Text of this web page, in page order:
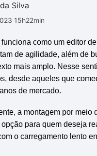
Silva
15h22min
como um editor
de agilidade, além de
mais amplo. Nesse
desde aqueles que
de mercado.
a montagem por meio
para quem deseja
o carregamento lento